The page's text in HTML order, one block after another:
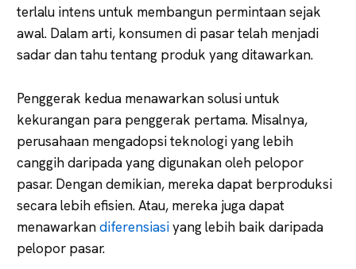
terlalu intens untuk membangun permintaan sejak
awal. Dalam arti, konsumen di pasar telah menjadi
sadar dan tahu tentang produk yang ditawarkan.
Penggerak kedua menawarkan solusi untuk
kekurangan para penggerak pertama. Misalnya,
perusahaan mengadopsi teknologi yang lebih
canggih daripada yang digunakan oleh pelopor
pasar. Dengan demikian, mereka dapat berproduksi
secara lebih efisien. Atau, mereka juga dapat
menawarkandiferensiasiyang lebih baik daripada
pelopor pasar.